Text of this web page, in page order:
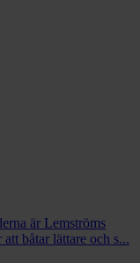
är Lemströms
båtar lättare och s...